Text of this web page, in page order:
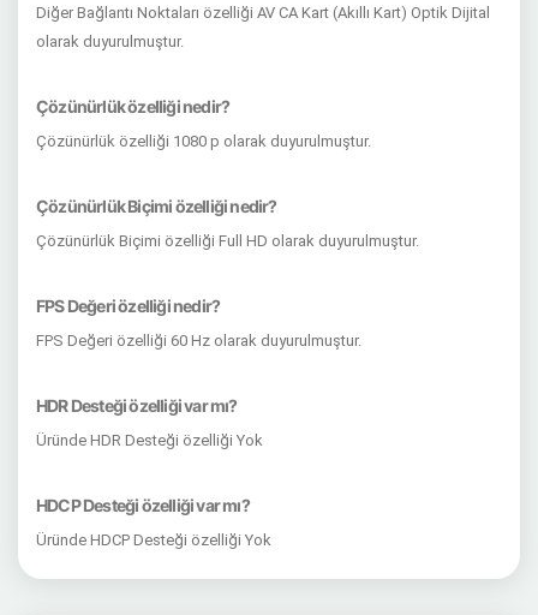
Diğer Bağlantı Noktaları özelliği AV CA Kart (Akıllı Kart) Optik Dijital
olarak duyurulmuştur.
Çözünürlük özelliği nedir?
Çözünürlük özelliği 1080 p olarak duyurulmuştur.
Çözünürlük Biçimi özelliği nedir?
Çözünürlük Biçimi özelliği Full HD olarak duyurulmuştur.
FPS Değeri özelliği nedir?
FPS Değeri özelliği 60 Hz olarak duyurulmuştur.
HDR Desteği özelliği var mı?
Üründe HDR Desteği özelliği Yok
HDCP Desteği özelliği var mı?
Üründe HDCP Desteği özelliği Yok